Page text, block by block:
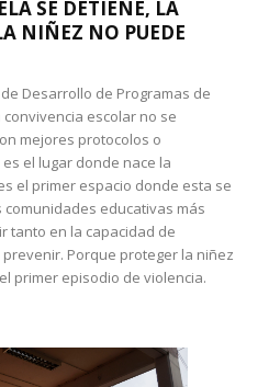
SE DETIENE, LA
NIÑEZ NO PUEDE
Desarrollo de Programas de
convivencia escolar no se
mejores protocolos o
el lugar donde nace la
el primer espacio donde esta se
comunidades educativas más
tanto en la capacidad de
Porque proteger la niñez
primer episodio de violencia.